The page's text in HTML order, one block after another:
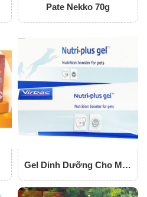
Pate Nekko 70g
Gel Dinh Dưỡng Cho Mèo